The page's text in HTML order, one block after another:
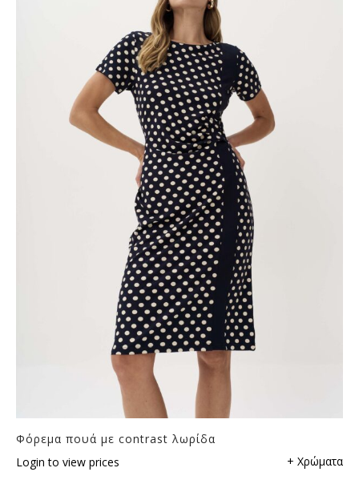
Φόρεμα πουά με contrast λωρίδα
Login to view prices
+ Χρώματα